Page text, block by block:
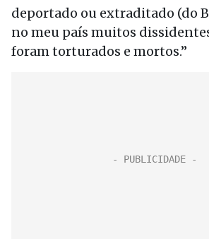
deportado ou extraditado (do
no meu país muitos
foram torturados e mortos.”